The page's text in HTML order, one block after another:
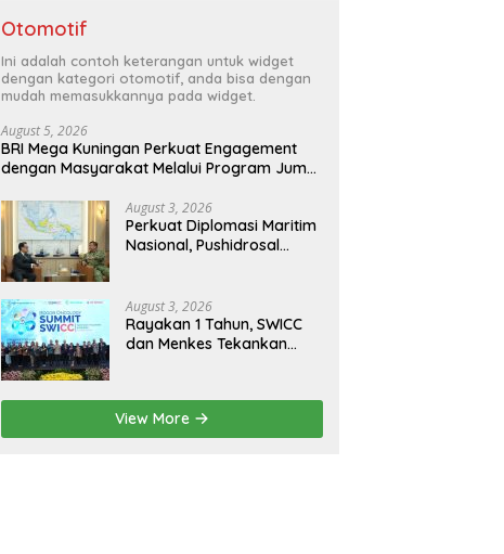
Otomotif
Ini adalah contoh keterangan untuk widget
dengan kategori otomotif, anda bisa dengan
mudah memasukkannya pada widget.
August 5, 2026
BRI Mega Kuningan Perkuat Engagement
dengan Masyarakat Melalui Program Jumat
August 3, 2026
Perkuat Diplomasi Maritim
Nasional, Pushidrosal
August 3, 2026
Rayakan 1 Tahun, SWICC
dan Menkes Tekankan
Lebih Optimal
View More